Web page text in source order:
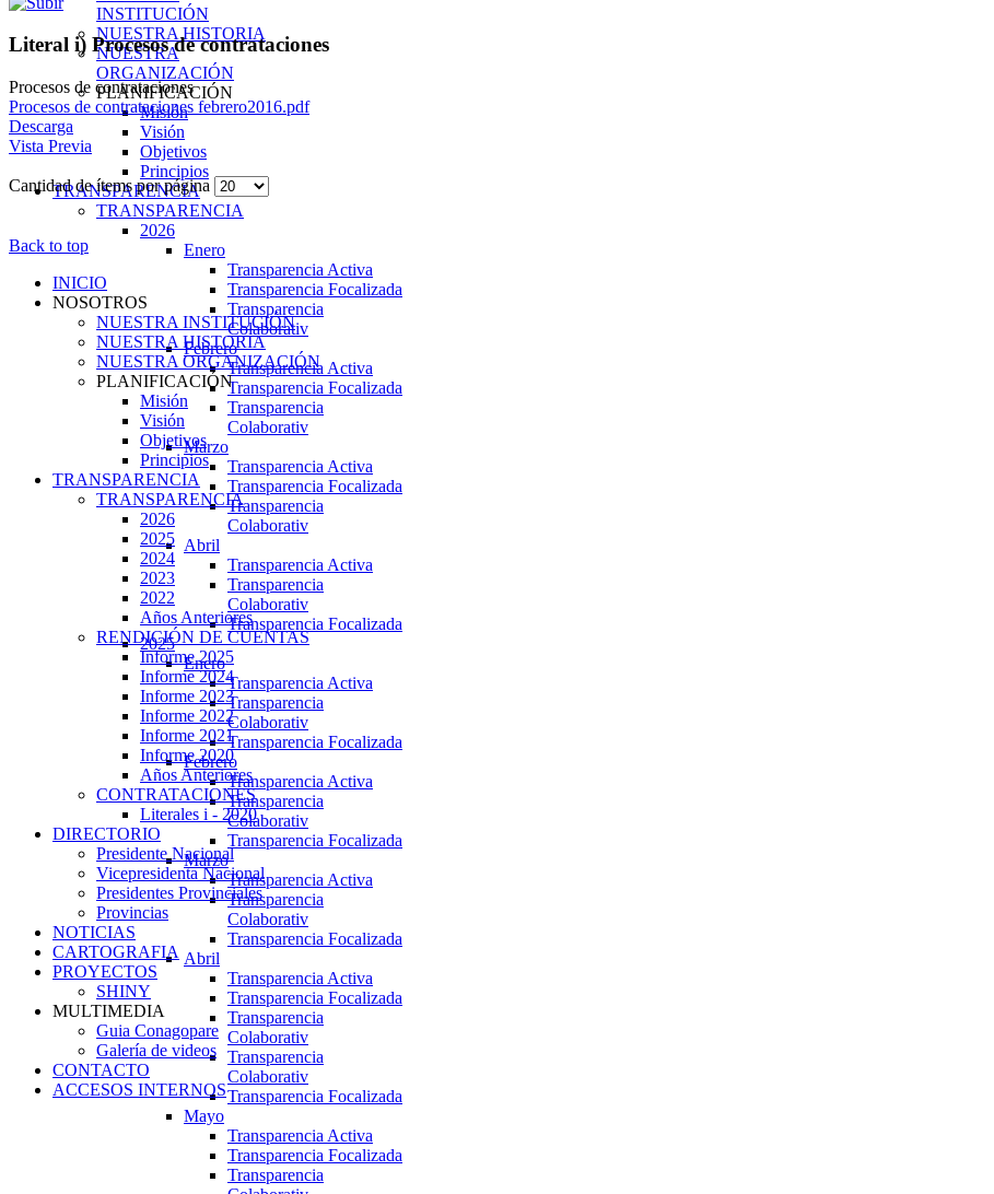
INSTITUCIÓN
NUESTRA HISTORIA
NUESTRA
ORGANIZACIÓN
PLANIFICACIÓN
Misión
Visión
Objetivos
Principios
TRANSPARENCIA
TRANSPARENCIA
2026
Enero
Transparencia Activa
Transparencia Focalizada
Transparencia
Colaborativ
Febrero
Transparencia Activa
Transparencia Focalizada
Transparencia
Colaborativ
Marzo
Transparencia Activa
Transparencia Focalizada
Transparencia
Colaborativ
Abril
Transparencia Activa
Transparencia
Colaborativ
Transparencia Focalizada
2025
Enero
Transparencia Activa
Transparencia
Colaborativ
Transparencia Focalizada
Febrero
Transparencia Activa
Transparencia
Colaborativ
Transparencia Focalizada
Marzo
Transparencia Activa
Transparencia
Colaborativ
Transparencia Focalizada
Abril
Transparencia Activa
Transparencia Focalizada
Transparencia
Colaborativ
Transparencia
Colaborativ
Transparencia Focalizada
Mayo
Transparencia Activa
Transparencia Focalizada
Transparencia
Literal i) Procesos de contrataciones
Procesos de contrataciones
Procesos de contrataciones febrero2016.pdf
Descarga
Vista Previa
Cantidad de ítems por página
Back to top
INICIO
NOSOTROS
NUESTRA INSTITUCIÓN
NUESTRA HISTORIA
NUESTRA ORGANIZACIÓN
PLANIFICACIÓN
Misión
Visión
Objetivos
Principios
TRANSPARENCIA
TRANSPARENCIA
2026
2025
2024
2023
2022
Años Anteriores
RENDICIÓN DE CUENTAS
Informe 2025
Informe 2024
Informe 2023
Informe 2022
Informe 2021
Informe 2020
Años Anteriores
CONTRATACIONES
Literales i - 2020
DIRECTORIO
Presidente Nacional
Vicepresidenta Nacional
Presidentes Provinciales
Provincias
NOTICIAS
CARTOGRAFIA
PROYECTOS
SHINY
MULTIMEDIA
Guia Conagopare
Galería de videos
CONTACTO
ACCESOS INTERNOS